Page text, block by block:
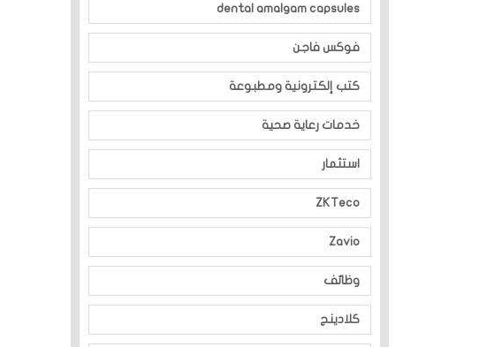
dental amalgam capsules
فوكس فاجن
كتب إلكترونية ومطبوعة
خدمات رعاية صحية
استثمار
ZKTeco
Zavio
وظائف
كلادينج